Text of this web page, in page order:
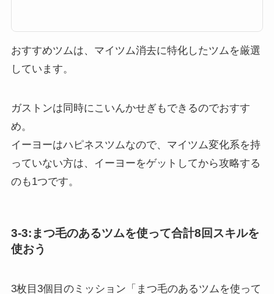
ツムツムペアツムの特徴スキ...
おすすめツムは、マイツム消去に特化したツムを厳選
しています。
ガストンは同時にこいんかせぎもできるのでおすす
め。
イーヨーはハピネスツムなので、マイツム変化系を持
っていない方は、イーヨーをゲットしてから攻略する
のも1つです。
3-3:まつ毛のあるツムを使って合計8回スキルを
使おう
3枚目3個目のミッション「まつ毛のあるツムを使って